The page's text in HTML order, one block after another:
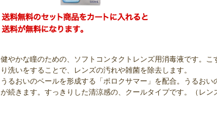
健やかな瞳のための、ソフトコンタクトレンズ用消毒液です。
り洗いをすることで、レンズの汚れや雑菌を除去します。
うるおいのベールを形成する「ポロクサマー」を配合。うるお
が続きます。すっきりした清涼感の、クールタイプです。（レン